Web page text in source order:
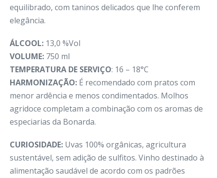
equilibrado, com taninos delicados que lhe conferem
elegância.
ÁLCOOL: 13,0 %Vol
VOLUME: 750 ml
TEMPERATURA DE SERVIÇO: 16 – 18°C
HARMONIZAÇÃO: É recomendado com pratos com
menor ardência e menos condimentados. Molhos
agridoce completam a combinação com os aromas de
especiarias da Bonarda.
CURIOSIDADE: Uvas 100% orgânicas, agricultura
sustentável, sem adição de sulfitos. Vinho destinado à
alimentação saudável de acordo com os padrões